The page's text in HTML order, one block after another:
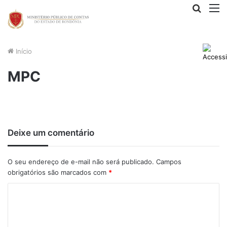
Início
MPC
Deixe um comentário
O seu endereço de e-mail não será publicado. Campos
obrigatórios são marcados com *